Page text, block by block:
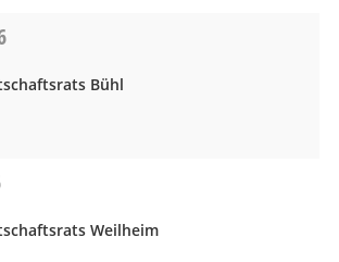
Bühl
Weilheim